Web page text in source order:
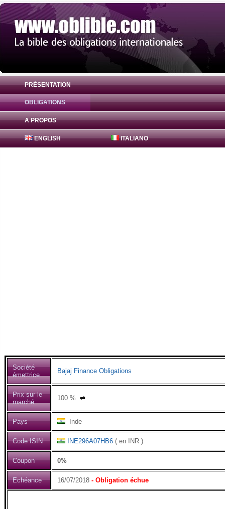
PRÉSENTATION
OBLIGATIONS
A PROPOS
ENGLISH ITALIANO
Obligation Bajaj Finance Obligations 0% (
Société
émettrice
Bajaj Finance Obligations
Prix sur le
marché
100 % ⇌
Pays Inde
Code ISIN INE296A07HB6 ( en INR )
Coupon 0%
Echéance 16/07/2018 - Obligation échue